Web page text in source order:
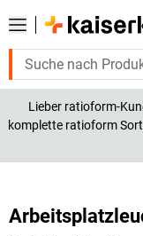
Lieber ratioform-
komplette ratioform